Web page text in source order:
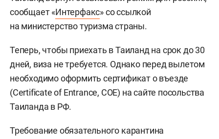
сообщает «Интерфакс» со ссылкой
на министерство туризма страны.
Теперь, чтобы приехать в Таиланд на срок до 30
дней, виза не требуется. Однако перед вылетом
необходимо оформить сертификат о въезде
(Сertificate of Entrance, СОЕ) на сайте посольства
Таиланда в РФ.
Требование обязательного карантина